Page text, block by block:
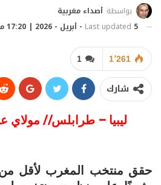
بواسطة أصداء مغربية
Last updated 5 - أبريل - 2026 | 17:20 مساءً
1 1٬261
شارك
ليبيا – طرابلس// مولاي